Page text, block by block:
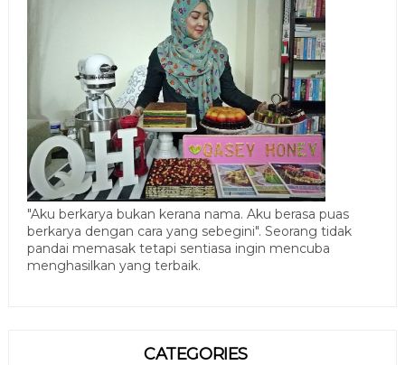
"Aku berkarya bukan kerana nama. Aku berasa puas
berkarya dengan cara yang sebegini". Seorang tidak
pandai memasak tetapi sentiasa ingin mencuba
menghasilkan yang terbaik.
CATEGORIES